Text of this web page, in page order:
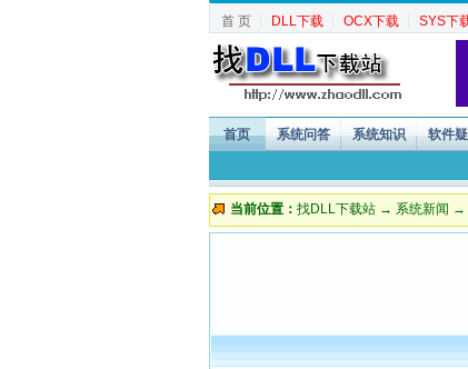
首 页┆ DLL下载┆ OCX下载┆ SYS下
首页 系统问答 系统知识 软件
当前位置： 找DLL下载站→ 系统新闻 →